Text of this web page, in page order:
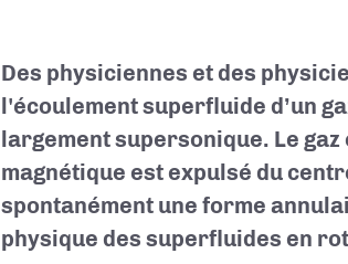
Des physiciennes et des
l'écoulement superfluide d’un
largement supersonique. Le
magnétique est expulsé du
spontanément une forme
physique des superfluides en